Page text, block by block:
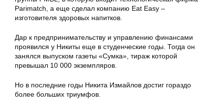
Parimatch, а еще сделал компанию Eat Easy –
изготовителя здоровых напитков.
Дар к предпринимательству и управлению финансами
проявился у Никиты еще в студенческие годы. Тогда он
занялся выпуском газеты «Сумка», тираж которой
превышал 10 000 экземпляров.
Но в последние годы Никита Измайлов достиг гораздо
более больших триумфов.